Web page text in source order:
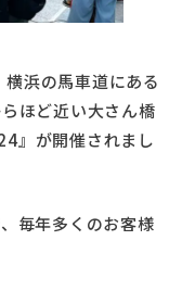
浜の馬車道にある
ほど近い大さん橋
』が開催されまし
毎年多くのお客様